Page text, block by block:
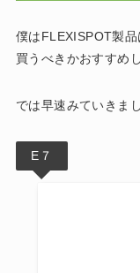
僕はFLEXISPOT製
買うべきかおすすめ
では早速みていきま
E７